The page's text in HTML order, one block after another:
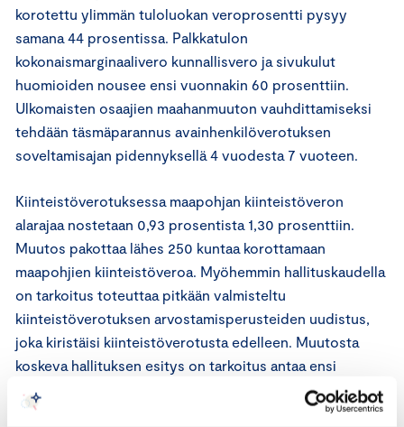
korotettu ylimmän tuloluokan veroprosentti pysyy
samana 44 prosentissa. Palkkatulon
kokonaismarginaalivero kunnallisvero ja sivukulut
huomioiden nousee ensi vuonnakin 60 prosenttiin.
Ulkomaisten osaajien maahanmuuton vauhdittamiseksi
tehdään täsmäparannus avainhenkilöverotuksen
soveltamisajan pidennyksellä 4 vuodesta 7 vuoteen.
Kiinteistöverotuksessa maapohjan kiinteistöveron
alarajaa nostetaan 0,93 prosentista 1,30 prosenttiin.
Muutos pakottaa lähes 250 kuntaa korottamaan
maapohjien kiinteistöveroa. Myöhemmin hallituskaudella
on tarkoitus toteuttaa pitkään valmisteltu
kiinteistöverotuksen arvostamisperusteiden uudistus,
joka kiristäisi kiinteistöverotusta edelleen. Muutosta
koskeva hallituksen esitys on tarkoitus antaa ensi
keväänä.